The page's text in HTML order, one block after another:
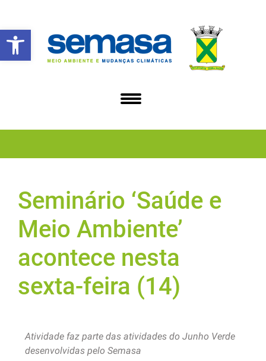
Abrir a barra de ferramentas
Seminário ‘Saúde e
Meio Ambiente’
acontece nesta
sexta-feira (14)
Atividade faz parte das atividades do Junho Verde
desenvolvidas pelo Semasa